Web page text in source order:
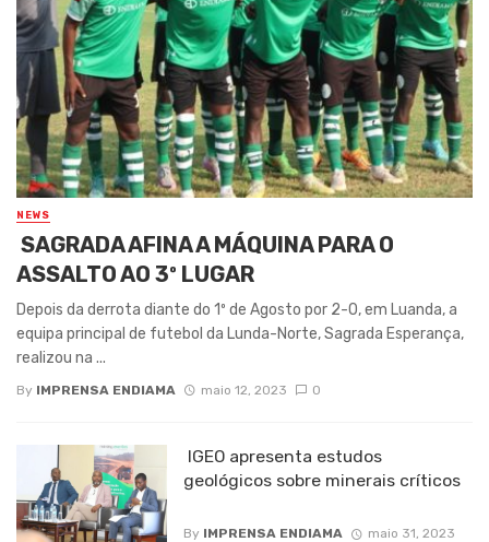
NEWS
SAGRADA AFINA A MÁQUINA PARA O
ASSALTO AO 3º LUGAR
Depois da derrota diante do 1º de Agosto por 2-0, em Luanda, a
equipa principal de futebol da Lunda-Norte, Sagrada Esperança,
realizou na ...
By IMPRENSA ENDIAMA maio 12, 2023 0
IGEO apresenta estudos
geológicos sobre minerais críticos
By IMPRENSA ENDIAMA
maio 31, 2023